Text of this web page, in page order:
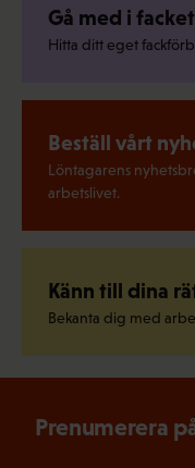
Gå med i facket
Hitta ditt eget
Beställ vårt
Löntagarens
arbetslivet.
Känn till dina
Bekanta dig med
Prenumerera